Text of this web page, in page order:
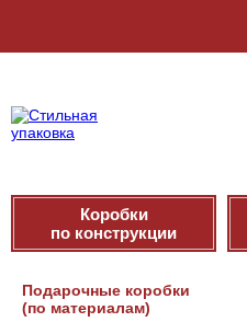
Коробки
по конструкции
Подарочные коробки
(по материалам)